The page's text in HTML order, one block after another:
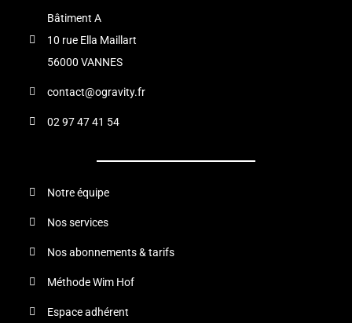
Bâtiment A
10 rue Ella Maillart
56000 VANNES
contact@ogravity.fr
02 97 47 41 54
Notre équipe
Nos services
Nos abonnements & tarifs
Méthode Wim Hof
Espace adhérent